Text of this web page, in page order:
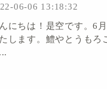
06-06 13:18:32
にちは！是空です。6
します。鱧やとうもろ